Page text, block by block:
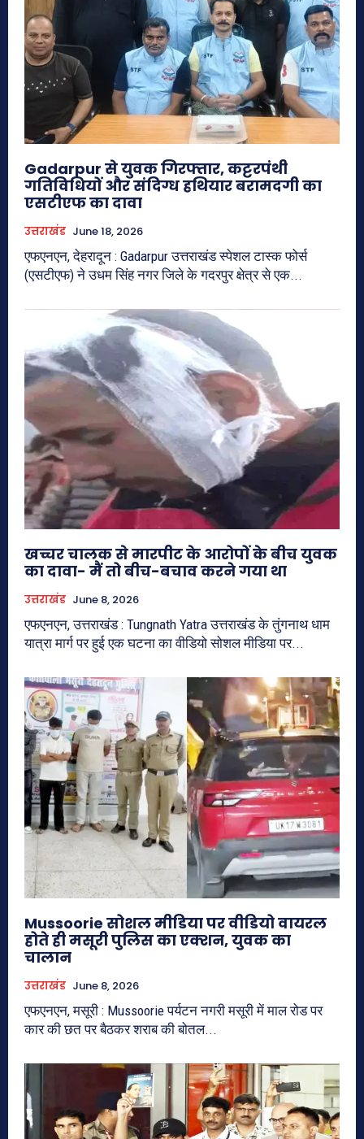
Gadarpur से युवक गिरफ्तार, कट्टरपंथी
गतिविधियों और संदिग्ध हथियार बरामदगी का
एसटीएफ का दावा
उत्तराखंड June 18, 2026
एफएनएन, देहरादून : Gadarpur उत्तराखंड स्पेशल टास्क फोर्स
(एसटीएफ) ने उधम सिंह नगर जिले के गदरपुर क्षेत्र से एक...
खच्चर चालक से मारपीट के आरोपों के बीच युवक
का दावा- मैं तो बीच-बचाव करने गया था
उत्तराखंड June 8, 2026
एफएनएन, उत्तराखंड : Tungnath Yatra उत्तराखंड के तुंगनाथ धाम
यात्रा मार्ग पर हुई एक घटना का वीडियो सोशल मीडिया पर...
Mussoorie सोशल मीडिया पर वीडियो वायरल
होते ही मसूरी पुलिस का एक्शन, युवक का
चालान
उत्तराखंड June 8, 2026
एफएनएन, मसूरी : Mussoorie पर्यटन नगरी मसूरी में माल रोड पर
कार की छत पर बैठकर शराब की बोतल...